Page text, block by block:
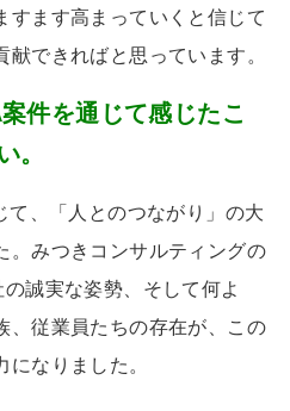
すます高まっていくと信じて
できればと思っています。
件を通じて感じたこ
。
て、「人とのつながり」の大
。みつきコンサルティングの
の誠実な姿勢、そして何よ
、従業員たちの存在が、この
なりました。